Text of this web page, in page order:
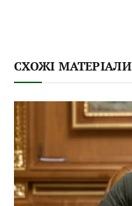
СХОЖІ МАТЕРІАЛИ